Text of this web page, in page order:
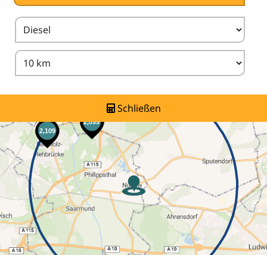
Schließen